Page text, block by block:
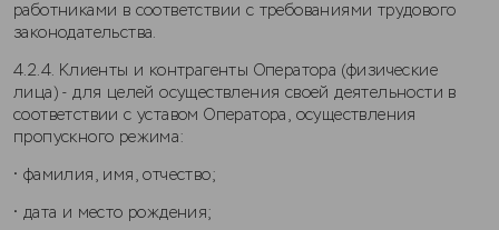
работниками в соответствии с требованиями трудового
законодательства.
4.2.4. Клиенты и контрагенты Оператора (физические
лица) - для целей осуществления своей деятельности в
соответствии с уставом Оператора, осуществления
пропускного режима:
• фамилия, имя, отчество;
• дата и место рождения;